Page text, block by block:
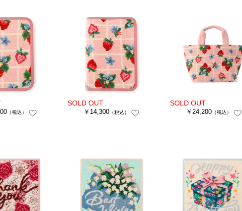
（税込） ￥14,300 （税込） ￥24,200 （税込）